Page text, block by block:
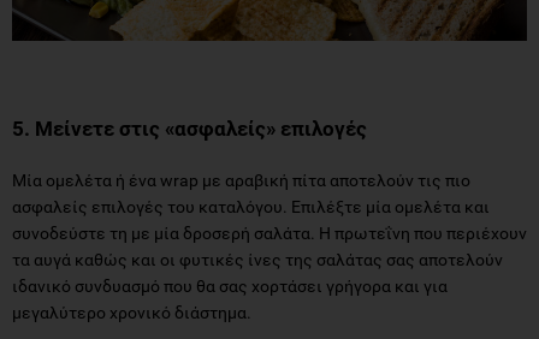
5. Μείνετε στις «ασφαλείς» επιλογές
Μία ομελέτα ή ένα wrap με αραβική πίτα αποτελούν τις πιο
ασφαλείς επιλογές του καταλόγου. Επιλέξτε μία ομελέτα και
συνοδεύστε τη με μία δροσερή σαλάτα. Η πρωτεΐνη που περιέχουν
τα αυγά καθώς και οι φυτικές ίνες της σαλάτας σας αποτελούν
ιδανικό συνδυασμό που θα σας χορτάσει γρήγορα και για
μεγαλύτερο χρονικό διάστημα.